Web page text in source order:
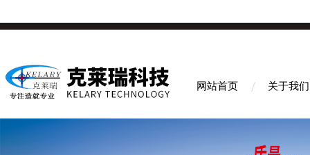
网站首页 关于我们